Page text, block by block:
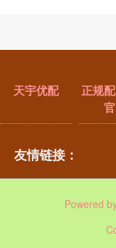
天宇优配
正规
友情链接：
Powered